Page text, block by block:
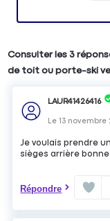
Consulter les 3
de toit ou porte-ski
LAUR41426416
Le13 novembre
Je voulais prendre
sièges arrière
Répondre